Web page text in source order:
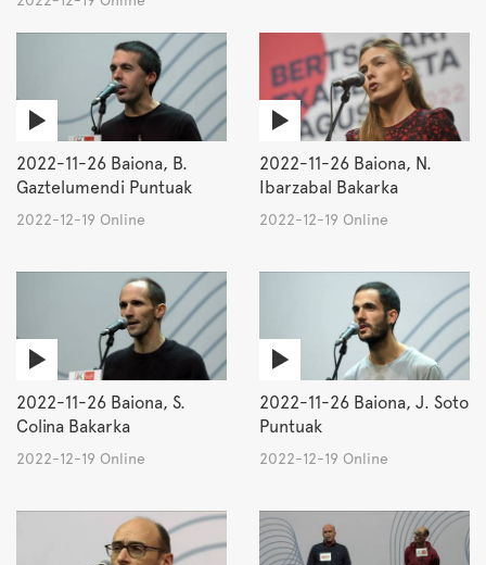
2022-11-26 Baiona, B.
Gaztelumendi Puntuak
2022-12-19 Online
2022-11-26 Baiona, N.
Ibarzabal Bakarka
2022-12-19 Online
2022-11-26 Baiona, S.
Colina Bakarka
2022-12-19 Online
2022-11-26 Baiona, J. Soto
Puntuak
2022-12-19 Online